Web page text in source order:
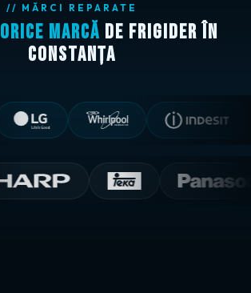
// MĂRCI REPARATE
orice marcă de frigider în
Constanța